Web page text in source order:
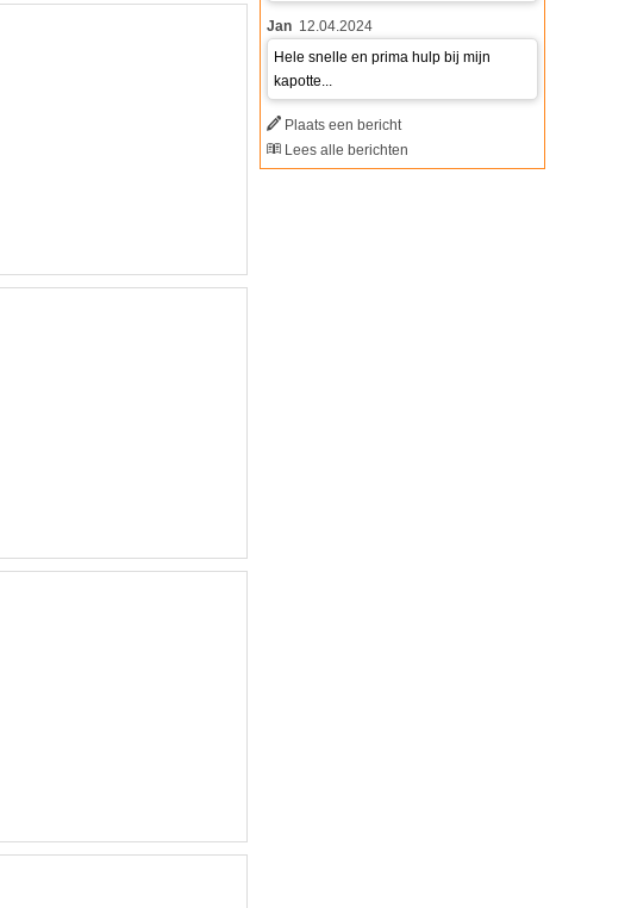
Jan 12.04.2024
Hele snelle en prima hulp bij mijn
kapotte...
Plaats een bericht
Lees alle berichten